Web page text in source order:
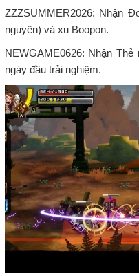
ZZZSUMMER2026: Nhận
nguyên) và xu Boopon.
NEWGAME0626: Nhận
ngày đầu trải nghiệm.